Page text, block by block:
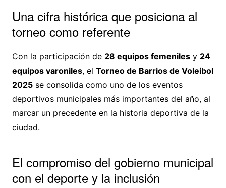
Una cifra histórica que posiciona al
torneo como referente
Con la participación de 28 equipos femenilesy 24
equipos varoniles, el Torneo de Barrios de Voleibol
2025se consolida como uno de los eventos
deportivos municipales más importantes del año, al
marcar un precedente en la historia deportiva de la
ciudad.
El compromiso del gobierno municipal
con el deporte y la inclusión